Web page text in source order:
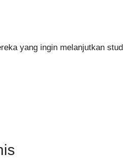
yang ingin melanjutkan